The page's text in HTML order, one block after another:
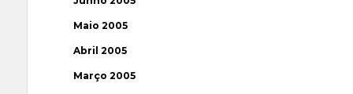
Maio 2005
Abril 2005
Março 2005